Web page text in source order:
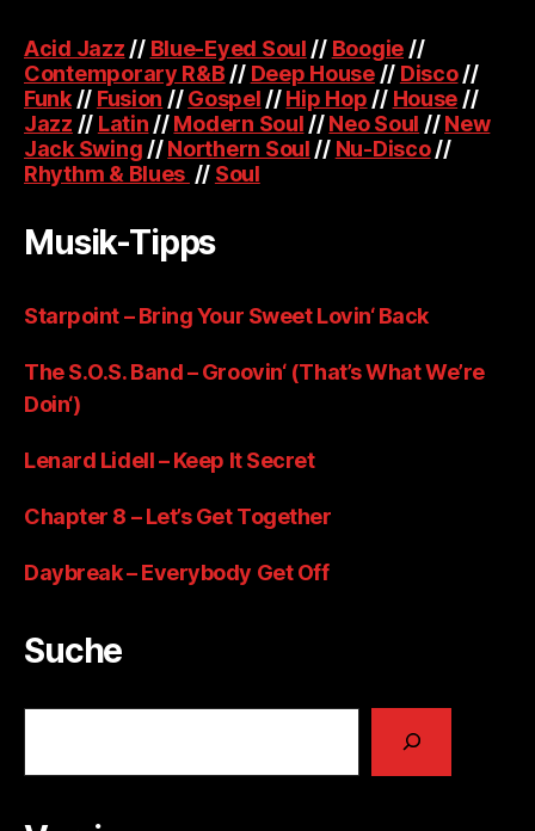
Acid Jazz // Blue-Eyed Soul // Boogie //
Contemporary R&B // Deep House// Disco//
Funk// Fusion //Gospel //Hip Hop // House //
Jazz // Latin //Modern Soul //Neo Soul //New
Jack Swing //Northern Soul // Nu-Disco//
Rhythm & Blues // Soul
Musik-Tipps
Starpoint – Bring Your Sweet Lovin‘ Back
The S.O.S. Band – Groovin‘ (That’s What We’re
Doin‘)
Lenard Lidell – Keep It Secret
Chapter 8 – Let’s Get Together
Daybreak – Everybody Get Off
Suche